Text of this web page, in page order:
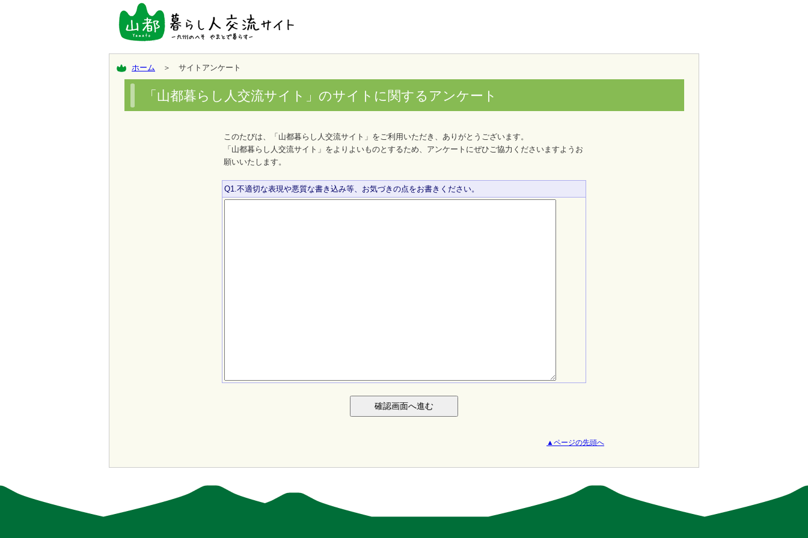
ホーム ＞ サイトアンケート
「山都暮らし人交流サイト」のサイトに関するアンケート
このたびは、「山都暮らし人交流サイト」をご利用いただき、ありがとうございます。
「山都暮らし人交流サイト」をよりよいものとするため、アンケートにぜひご協力くださいますようお
願いいたします。
Q1.不適切な表現や悪質な書き込み等、お気づきの点をお書きください。
▲ページの先頭へ